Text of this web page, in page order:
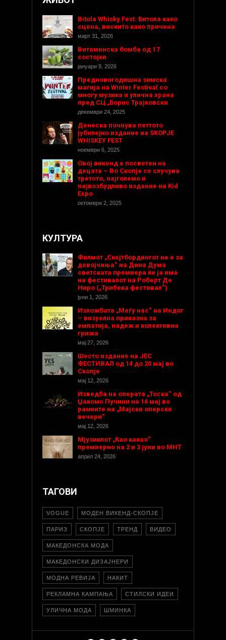
Bitola Whisky Fest: Битола како
сцена, вискито како причина
март 31, 2026
Витаминска бомба од 17
состојки
јануари 9, 2026
Предновогодишнa зимска
магија на Winter Festival со
многу музика и улична храна
пред СЦ „Борис Трајковски
декември 24, 2025
Денеска почнува петтото
јубилејно издание на SKOPJE
WHISKEY FEST
ноември 6, 2025
Овој викенд е посветен на
децата – Во Скопје се случува
третото, најголемо и
највозбудливо издание на Kid
Expo
октомври 2, 2025
КУЛТУРА
Филмот „Скејтбордингот не е за
девојчиња“ на Дина Дума
светската премиера ќе ја има
на фестивалот на Роберт Де
Ниро („Трибека фестивал“)
јуни 1, 2026
Изложбата „Меѓу нас“ на Индог
– визуелна приказна за
емпатија, надеж и колективна
грижа
мај 27, 2026
Шесто издание на ЈЕС
ФЕСТИВАЛ од 14 до 20 мај во
Скопје
мај 12, 2026
Изведба на операта „Тоска“ од
Џакомо Пучини на 16 мај во
рамките на „Мајски оперски
вечери“
мај 12, 2026
Мјузиклот „Као какао“
премиерно на 2 и 3 јуни во МНТ
април 24, 2026
ТАГОВИ
VOGUE МОДЕН ВИКЕНД-СКОПЈЕ
ПАРИЗ СКОПЈЕ ТРЕНД ВИДЕО
МАКЕДОНСКА МОДА
МАКЕДОНСКИ ДИЗАЈНЕРИ
МОДНА РЕВИЈА НАКИТ
РЕКЛАМНА КАМПАЊА СТИЛСКИ ИДЕИ
УЛИЧНА МОДА ШМИНКА